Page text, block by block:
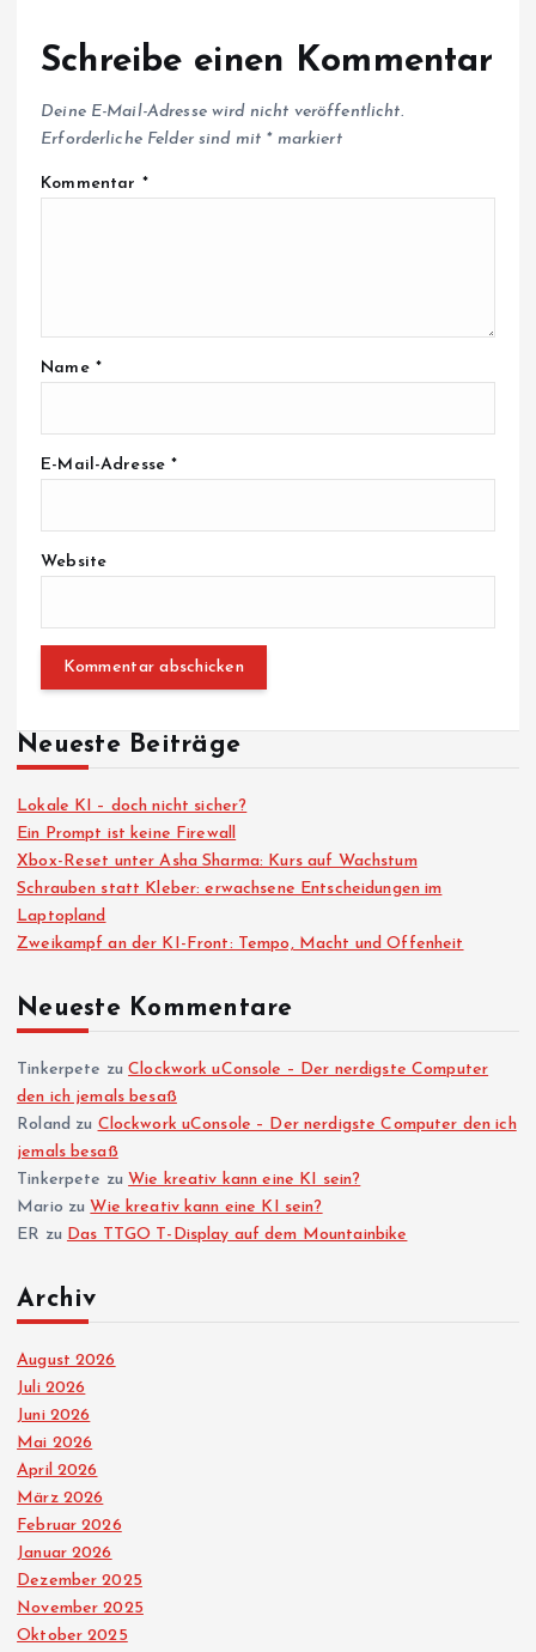
Schreibe einen Kommentar
Deine E-Mail-Adresse wird nicht veröffentlicht.
Erforderliche Felder sind mit *markiert
Kommentar *
Name *
E-Mail-Adresse*
Website
Neueste Beiträge
Lokale KI – doch nicht sicher?
Ein Prompt ist keine Firewall
Xbox-Reset unter Asha Sharma: Kurs auf Wachstum
Schrauben statt Kleber: erwachsene Entscheidungen im
Laptopland
Zweikampf an der KI-Front: Tempo, Macht und Offenheit
Neueste Kommentare
Tinkerpete zuClockwork uConsole – Der nerdigste Computer
den ich jemals besaß
Roland zu Clockwork uConsole – Der nerdigste Computer den ich
jemals besaß
Tinkerpete zu Wie kreativ kann eine KI sein?
Mario zu Wie kreativ kann eine KI sein?
ER zu Das TTGO T-Display auf dem Mountainbike
Archiv
August 2026
Juli 2026
Juni 2026
Mai 2026
April 2026
März 2026
Februar 2026
Januar 2026
Dezember 2025
November 2025
Oktober 2025